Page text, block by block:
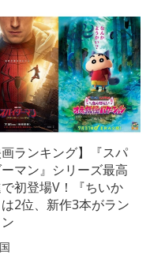
画ランキング】『スパ
マン』シリーズ最高
初登場V！『ちいか
2位、新作3本がラン